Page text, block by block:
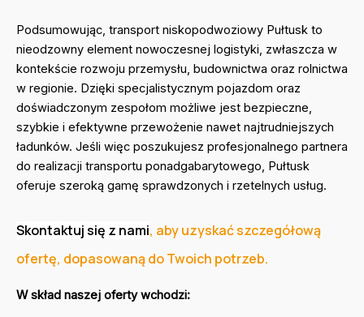
Podsumowując, transport niskopodwoziowy Pułtusk to
nieodzowny element nowoczesnej logistyki, zwłaszcza w
kontekście rozwoju przemysłu, budownictwa oraz rolnictwa
w regionie. Dzięki specjalistycznym pojazdom oraz
doświadczonym zespołom możliwe jest bezpieczne,
szybkie i efektywne przewożenie nawet najtrudniejszych
ładunków. Jeśli więc poszukujesz profesjonalnego partnera
do realizacji transportu ponadgabarytowego, Pułtusk
oferuje szeroką gamę sprawdzonych i rzetelnych usług.
Skontaktuj się z nami, aby uzyskać szczegółową
ofertę, dopasowaną do Twoich potrzeb.
W skład naszej oferty wchodzi: